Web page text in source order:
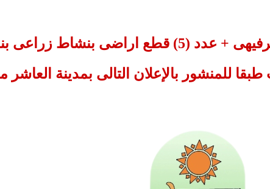
طرح عدد (6) قطع اراضى بنشاط ترفيهى + عدد (5) قطع اراضى